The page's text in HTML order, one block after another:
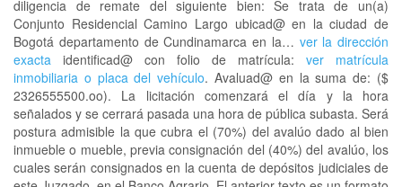
diligencia de remate del siguiente bien: Se trata de un(a)
Conjunto Residencial Camino Largo ubicad@ en la ciudad de
Bogotá departamento de Cundinamarca en la… ver la dirección
exacta identificad@ con folio de matrícula: ver matrícula
inmobiliaria o placa del vehículo. Avaluad@ en la suma de: ($
2326555500.oo). La licitación comenzará el día y la hora
señalados y se cerrará pasada una hora de pública subasta. Será
postura admisible la que cubra el (70%) del avalúo dado al bien
inmueble o mueble, previa consignación del (40%) del avalúo, los
cuales serán consignados en la cuenta de depósitos judiciales de